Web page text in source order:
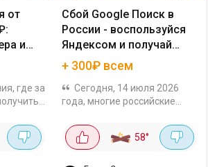
от
и
где за
В
Сбой Google Поиск в
России - воспользуйся
Яндексом и получай
300₽ бонуса
+ 300₽ всем
Сегодня, 14 июля 2026
года, многие российские
проблемами доступа к
поисковику Google, а также к
58°